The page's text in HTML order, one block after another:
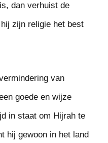
dan verhuist de
zijn religie het best
van
goede en wijze
in staat om Hijrah te
hij gewoon in het land